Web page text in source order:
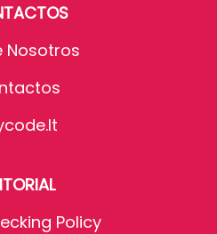
Nosotros
Policy